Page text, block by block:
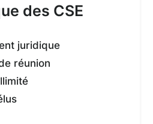
des CSE
juridique
réunion